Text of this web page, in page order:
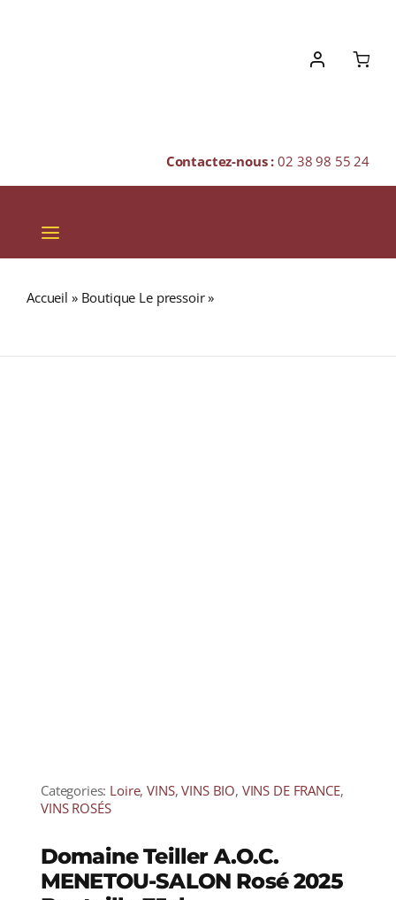
Contactez-nous :02 38 98 55 24
Toggle
Navigation
SPIRITUEUX
Accueil » Boutique Le pressoir»
Categories: Loire,VINS,VINS BIO, VINS DE FRANCE,
VINS ROSÉS
Domaine Teiller A.O.C.
MENETOU-SALON Rosé 2025